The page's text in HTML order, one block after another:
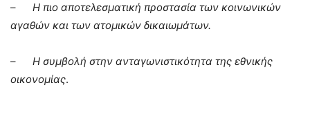
– Η πιο αποτελεσματική προστασία των κοινωνικών
αγαθών και των ατομικών δικαιωμάτων.
– Η συμβολή στην ανταγωνιστικότητα της εθνικής
οικονομίας.